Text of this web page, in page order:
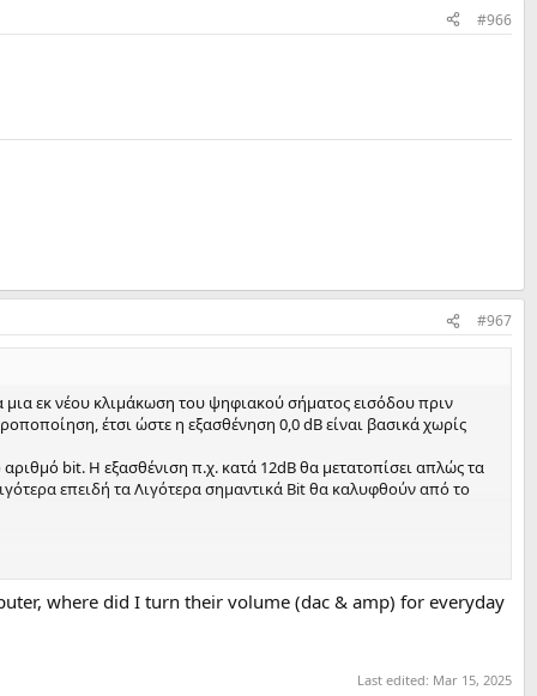
#966
#967
μια εκ νέου κλιμάκωση του ψηφιακού σήματος εισόδου πριν
έτσι ώστε η εξασθένηση 0,0 dB είναι βασικά χωρίς
bit. Η εξασθένιση π.χ. κατά 12dB θα μετατοπίσει απλώς τα
επειδή τα Λιγότερα σημαντικά Bit θα καλυφθούν από το
στιγμής το καλύτερο τσιπ αναλογικού εξασθενητή που έχω δει. Το
ήχου DSOAC). Με αυτόν τον τρόπο το τσιπ DAC λειτουργεί
με τηλεχειρισμό από το τηλεχειριστήριο FiiO (αυτό
για μένα, αλλά η επιλογή εισόδου και ο έλεγχος της έντασης
where did I turn their volume (dac & amp) for everyday
Last edited: Mar 15, 2025